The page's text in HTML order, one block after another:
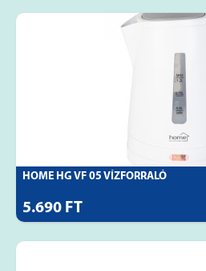
HOME HG VF 05 VÍZFORRALÓ
5.690 FT